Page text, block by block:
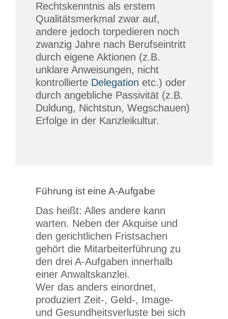
Rechtskenntnis als erstem
Qualitätsmerkmal zwar auf,
andere jedoch torpedieren noch
zwanzig Jahre nach Berufseintritt
durch eigene Aktionen (z.B.
unklare Anweisungen, nicht
kontrollierte Delegation etc.) oder
durch angebliche Passivität (z.B.
Duldung, Nichtstun, Wegschauen)
Erfolge in der Kanzleikultur.
Führung ist eine A-Aufgabe
Das heißt: Alles andere kann
warten. Neben der Akquise und
den gerichtlichen Fristsachen
gehört die Mitarbeiterführung zu
den drei A-Aufgaben innerhalb
einer Anwaltskanzlei.
Wer das anders einordnet,
produziert Zeit-, Geld-, Image-
und Gesundheitsverluste bei sich